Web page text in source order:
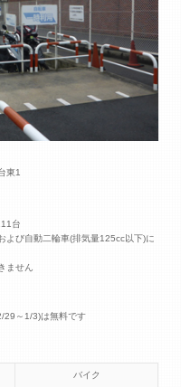
東1
台
よび自動二輪車(排気量125cc以下)に
ません
29～1/3)は無料です
バイク